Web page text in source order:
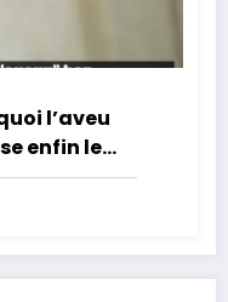
l’aveu
enfin le